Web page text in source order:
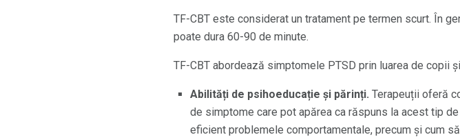
TF-CBT este considerat un tratament pe termen scurt. În
poate dura 60-90 de minute.
TF-CBT abordează simptomele PTSD prin luarea de copii
Abilități de psihoeducație și părinți. Terapeuții oferă
de simptome care pot apărea ca răspuns la acest tip
eficient problemele comportamentale, precum și cum